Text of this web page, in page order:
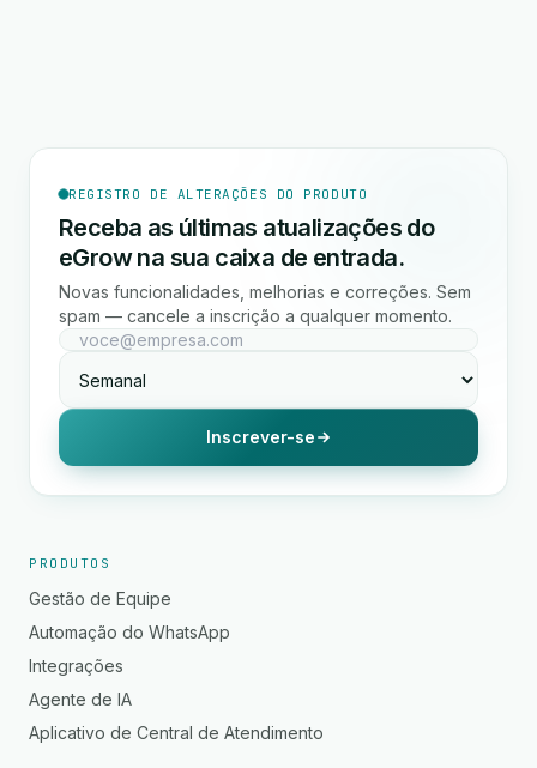
REGISTRO DE ALTERAÇÕES DO PRODUTO
Receba as últimas atualizações do
eGrow na sua caixa de entrada.
Novas funcionalidades, melhorias e correções. Sem
spam — cancele a inscrição a qualquer momento.
Inscrever-se
PRODUTOS
Gestão de Equipe
Automação do WhatsApp
Integrações
Agente de IA
Aplicativo de Central de Atendimento